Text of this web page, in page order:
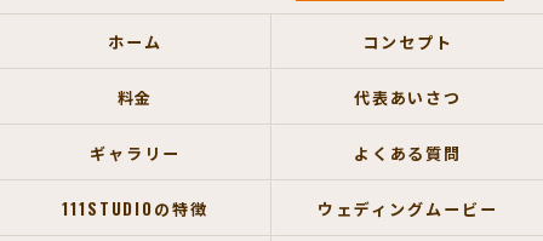
ホーム コンセプト
料金 代表あいさつ
ギャラリー よくある質問
111STUDIOの特徴 ウェディングムービー